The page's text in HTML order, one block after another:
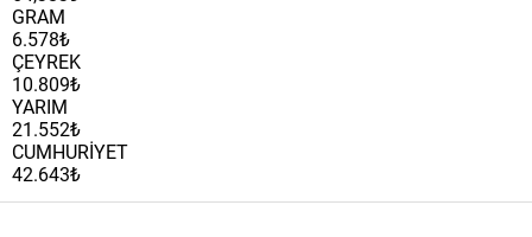
GRAM
6.578₺
ÇEYREK
10.809₺
YARIM
21.552₺
CUMHURİYET
42.643₺